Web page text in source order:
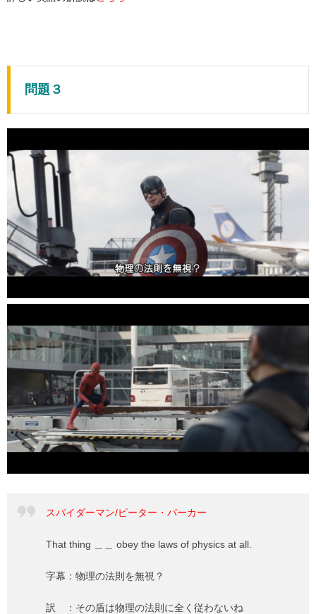
問題３
スパイダーマン/ピーター・パーカー
That thing ＿＿ obey the laws of physics at all.
字幕：物理の法則を無視？
訳 ：その盾は物理の法則に全く従わないね